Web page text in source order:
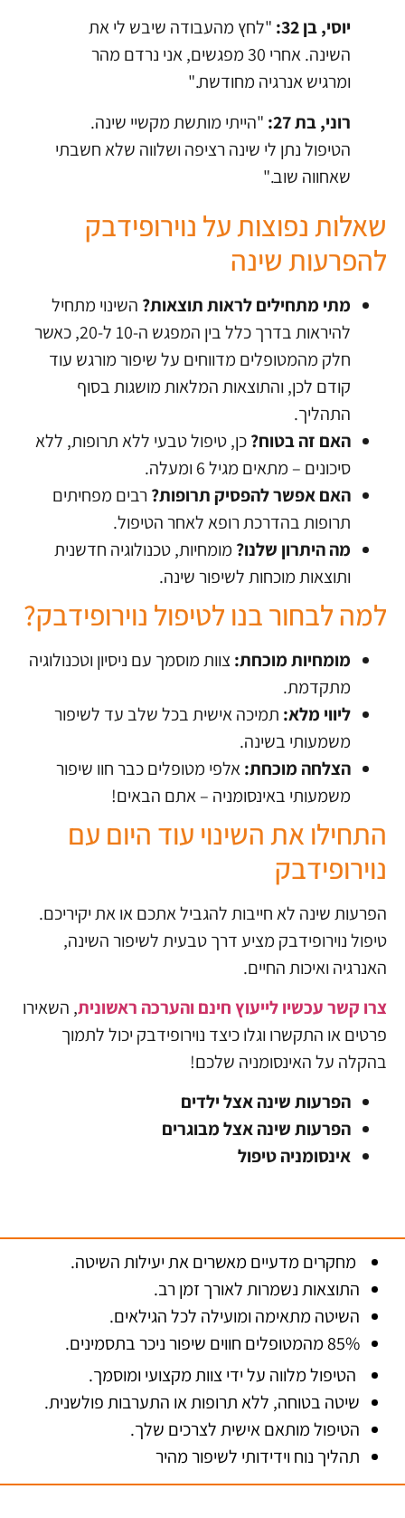
יוסי, בן 32:
"לחץ מהעבודה שיבש לי את
השינה. אחרי 30 מפגשים, אני נרדם מהר
ומרגיש אנרגיה מחודשת."
רוני, בת 27:
"הייתי מותשת מקשיי שינה.
הטיפול נתן לי שינה רציפה ושלווה שלא חשבתי
שאחווה שוב."
שאלות נפוצות על נוירופידבק
להפרעות שינה
מתי מתחילים לראות תוצאות? השינוי מתחיל
להיראות בדרך כלל בין המפגש ה-10 ל-20, כאשר
חלק מהמטופלים מדווחים על שיפור מורגש עוד
קודם לכן, והתוצאות המלאות מושגות בסוף
התהליך.
האם זה בטוח?כן, טיפול טבעי ללא תרופות, ללא
סיכונים – מתאים מגיל 6 ומעלה.
האם אפשר להפסיק תרופות? רבים מפחיתים
תרופות בהדרכת רופא לאחר הטיפול.
מה היתרון שלנו? מומחיות, טכנולוגיה חדשנית
ותוצאות מוכחות לשיפור שינה.
למה לבחור בנו לטיפול נוירופידבק?
מומחיות מוכחת:צוות מוסמך עם ניסיון וטכנולוגיה
מתקדמת.
ליווי מלא: תמיכה אישית בכל שלב עד לשיפור
משמעותי בשינה.
הצלחה מוכחת:אלפי מטופלים כבר חוו שיפור
משמעותי באינסומניה – אתם הבאים!
התחילו את השינוי עוד היום עם
נוירופידבק
הפרעות שינה לא חייבות להגביל אתכם או את יקיריכם.
טיפול נוירופידבק מציע דרך טבעית לשיפור השינה,
האנרגיה ואיכות החיים.
צרו קשר עכשיו לייעוץ חינם והערכה ראשונית, השאירו
פרטים או התקשרו וגלו כיצד נוירופידבק יכול לתמוך
בהקלה על האינסומניה שלכם!
הפרעות שינה אצל ילדים
הפרעות שינה אצל מבוגרים
אינסומניה טיפול
מחקרים מדעיים מאשרים את יעילות השיטה.
התוצאות נשמרות לאורך זמן רב.
השיטה מתאימה ומועילה לכל הגילאים.
85% מהמטופלים חווים שיפור ניכר בתסמינים.
הטיפול מלווה על ידי צוות מקצועי ומוסמך.
שיטה בטוחה, ללא תרופות או התערבות פולשנית.
הטיפול מותאם אישית לצרכים שלך.
תהליך נוח וידידותי לשיפור מהיר